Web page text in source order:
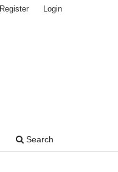
Search
Register Login